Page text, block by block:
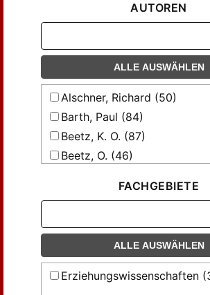
AUTOREN
ALLE AUSWÄHLEN
Alschner, Richard (50)
Barth, Paul (84)
Beetz, K. O. (87)
Beetz, O. (46)
Bergemann, P. (77)
Bernheim, ... (57)
Bliedner, A. (37)
Bothe, H. (50)
FACHGEBIETE
ALLE AUSWÄHLEN
Erziehungswissenschaften